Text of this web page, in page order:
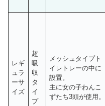
レギ
ュラ
ーサ
イズ
超
吸
収
タ
イ
プ
メッシュタイプト
イレトレーの中に
設置。
主に女の子わんこ
ずたち3頭が使用。